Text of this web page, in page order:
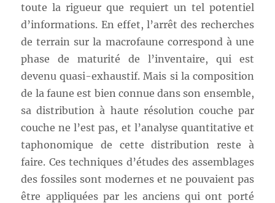
toute la rigueur que requiert un tel potentiel
d’informations. En effet, l’arrêt des recherches
de terrain sur la macrofaune correspond à une
phase de maturité de l’inventaire, qui est
devenu quasi-exhaustif. Mais si la composition
de la faune est bien connue dans son ensemble,
sa distribution à haute résolution couche par
couche ne l’est pas, et l’analyse quantitative et
taphonomique de cette distribution reste à
faire. Ces techniques d’études des assemblages
des fossiles sont modernes et ne pouvaient pas
être appliquées par les anciens qui ont porté